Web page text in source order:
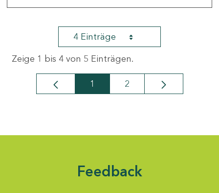
4 Einträge
Zeige 1 bis 4 von 5 Einträgen.
Seite
1 Seite
2
Feedback